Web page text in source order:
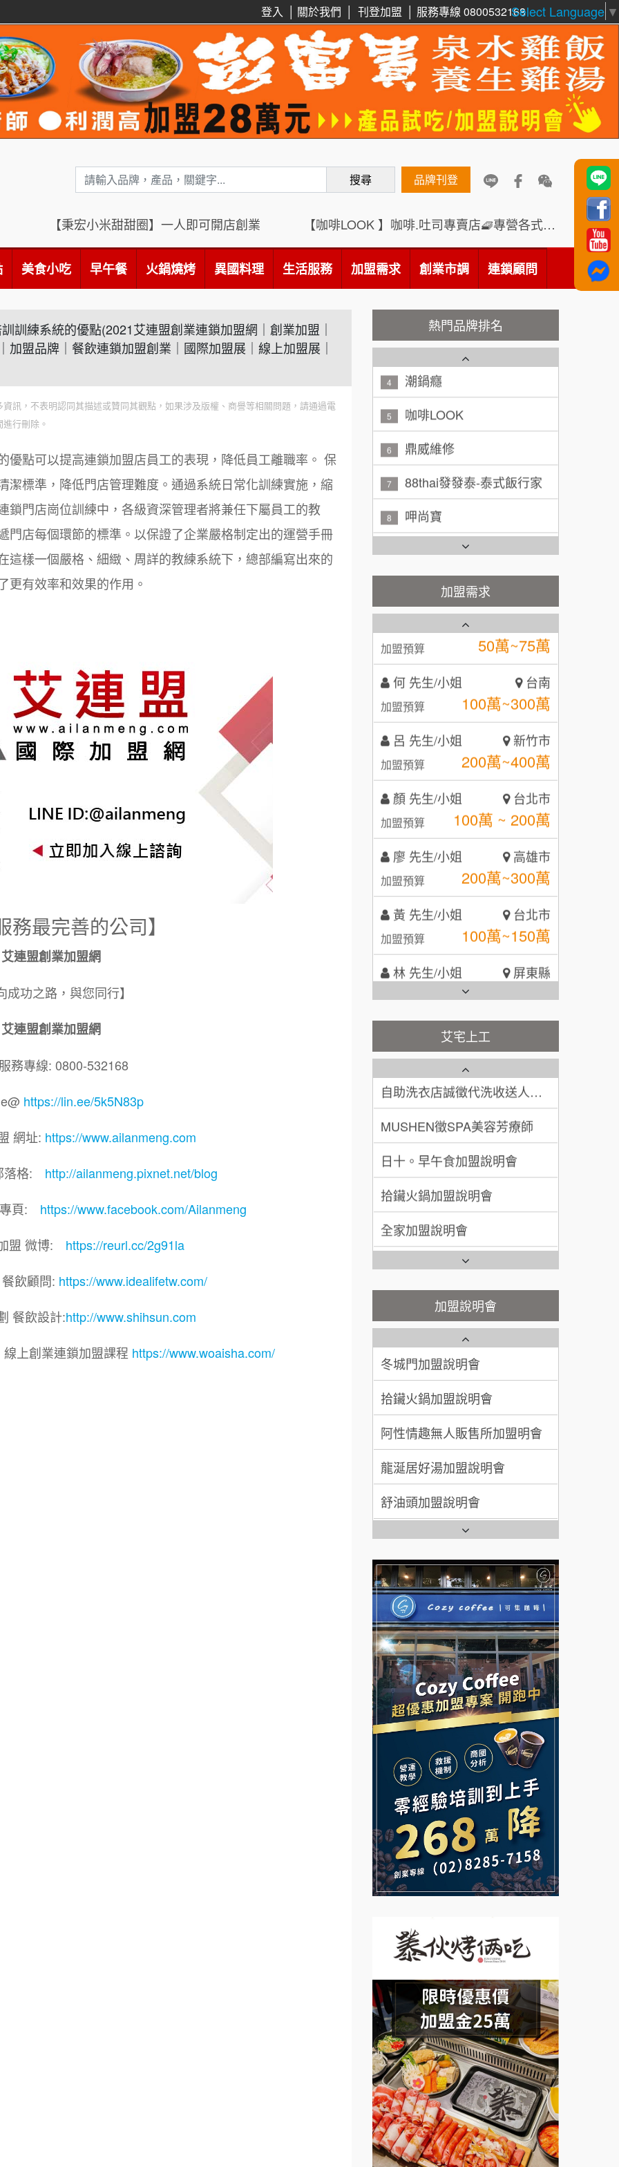
Select Language ▼
關於我們 刊登加盟 服務專線 0800532168
登入
搜尋 品牌刊登
【秉宏小米甜甜圈】一人即可開店創業 【咖啡LOOK 】咖啡.吐司專賣店🧇專營各式創意法式吐司
美食小吃 早午餐 火鍋燒烤 異國料理 生活服務 加盟需求 創業市調 連鎖顧問
訓練系統的優點(2021艾連盟創業連鎖加盟網｜創業加盟｜
盟品牌｜餐飲連鎖加盟創業｜國際加盟展｜線上加盟展｜
訊，不表明認同其描述或贊同其觀點，如果涉及版權、商譽等相關問題，請通過電
行刪除。
優點可以提高連鎖加盟店員工的表現，降低員工離職率。 保
潔標準，降低門店管理難度。通過系統日常化訓練實施，縮
鎖門店崗位訓練中，各級資深管理者將兼任下屬員工的教
門店每個環節的標準。以保證了企業嚴格制定出的運營手冊
這樣一個嚴格、細緻、周詳的教練系統下，總部編寫出來的
更有效率和效果的作用。
務最完善的公司】
艾連盟創業加盟網
成功之路，與您同行】
艾連盟創業加盟網
務專線: 0800-532168
https://lin.ee/5k5N83p
網址: https://www.ailanmeng.com
落格: http://ailanmeng.pixnet.net/blog
頁: https://www.facebook.com/Ailanmeng
盟 微博: https://reurl.cc/2g91la
飲顧問: https://www.idealifetw.com/
餐飲設計:http://www.shihsun.com
上創業連鎖加盟課程 https://www.woaisha.com/
熱門品牌排名
6 鼎威維修
7 88thai發發泰-泰式飯行家
SHARE TEA歇腳亭
TEA TOP台灣第一味
1 Cozy coffee可集咖啡
秉宏小米甜甜圈
4 潮鍋癮
5 咖啡LOOK
6 鼎威維修
7 88thai發發泰-泰式飯行家
8 呷尚寶
9 SHARE TEA歇腳亭
10 TEA TOP台灣第一味
Cozy coffee可集咖啡
3 秉宏小米甜甜圈
4 潮鍋癮
5 咖啡LOOK
6 鼎威維修
7 88thai發發泰-泰式飯行家
8 呷尚寶
9 SHARE TEA歇腳亭
TEA TOP台灣第一味
加盟需求
周 先生/小姐 台北
加盟預算 100萬 ~150萬
徐 先生/小姐 新北市
加盟預算 50萬~75萬
何 先生/小姐 台南
呂 先生/小姐 新竹市
顏 先生/小姐 台北市
加盟預算 100萬 ~ 200萬
200萬~300萬
加盟預算
林 先生/小姐
加盟預算 100萬 ~ 200萬
吳 先生/小姐 屏東縣
加盟預算 100萬~200萬
周 先生/小姐 台北
加盟預算 100萬 ~150萬
徐 先生/小姐
加盟預算 50萬~75萬
何 先生/小姐 台南
加盟預算 100萬~300萬
呂 先生/小姐 新竹市
加盟預算 200萬~400萬
顏 先生/小姐 台北市
加盟預算 100萬 ~ 200萬
廖 先生/小姐 高雄市
加盟預算 200萬~300萬
黃 先生/小姐 台北市
加盟預算 100萬~150萬
林 先生/小姐 屏東縣
加盟預算 100萬 ~ 200萬
吳 先生/小姐 屏東縣
加盟預算 100萬~200萬
周 先生/小姐 台北
加盟預算 100萬 ~150萬
徐 先生/小姐 新北市
加盟預算 50萬~75萬
何 先生/小姐
加盟預算 100萬~300萬
呂 先生/小姐
加盟預算 200萬~400萬
顏 先生/小姐 台北市
100萬 ~ 200萬
廖 先生/小姐 高雄市
加盟預算 200萬~300萬
艾宅上工
【曉妍美妝】誠徵行政櫃檯
自助洗衣店誠徵代洗收送人員
(台中市)
MUSHEN徵SPA美容芳療師
日十。早午食加盟說明會
拾鑶火鍋加盟說明會
全家加盟說明會
台灣G湯加盟說明會
彭富貴加盟說明會
NU PASTA義大利麵加盟說明
會
潮鍋癮加盟說明會
蓁伙烤倆吃加盟說明會
霏等茶加盟說明會
早安山丘加盟說明會
冰封仙果加盟說明會
Ramble Café 漫步藍咖啡加盟
說明會
微風亭鐵板燒加盟說明會
鮮茶道加盟說明會
【曉妍美妝】誠徵行政櫃檯
自助洗衣店誠徵代洗收送人員
(台中市)
MUSHEN徵SPA美容芳療師
日十。早午食加盟說明會
拾鑶火鍋加盟說明會
全家加盟說明會
台灣G湯加盟說明會
彭富貴加盟說明會
NU PASTA義大利麵加盟說明
會
潮鍋癮加盟說明會
蓁伙烤倆吃加盟說明會
霏等茶加盟說明會
早安山丘加盟說明會
冰封仙果加盟說明會
Ramble Café 漫步藍咖啡加盟
微風亭鐵板燒加盟說明會
鮮茶道加盟說明會
【曉妍美妝】誠徵行政櫃檯
自助洗衣店誠徵代洗收送人員
(台中市)
MUSHEN徵SPA美容芳療師
日十。早午食加盟說明會
拾鑶火鍋加盟說明會
加盟說明會
藍象廷泰式火鍋加盟說明會
日十。早午食加盟說明會
上宇林加盟說明會
莫尼早餐Morni加盟說明會
手作功夫茶加盟說明會
SHARE TEA歇腳亭加盟說明會
潮味決-湯滷專門店加盟說明會
鬍子茶加盟說明會
鮮茶道加盟說明會
微風亭鐵板燒加盟說明會
漫步藍咖啡加盟說明會
明石章魚燒加盟說明會
出櫃加盟說明會
千香漢堡加盟說明會
七盞茶加盟說明會
拉亞漢堡加盟說明會
杜芳子古味茶鋪加盟說明會
優握握×酸奶大獅加盟說明會
冬城門加盟說明會
拾鑶火鍋加盟說明會
阿性情趣無人販售所加盟明會
龍涎居好湯加盟說明會
舒油頭加盟說明會
韓金量加盟說明會
義氣豐發雞加盟說明會
Mr.Wish加盟說明會
白鬍泡泡 BOHO POPO加盟說
明會
雞咕雞咕加盟說明會
TEA TOP加盟說明會
珍好味臭臭鍋加盟說明會
藍象廷泰式火鍋加盟說明會
日十。早午食加盟說明會
上宇林加盟說明會
莫尼早餐Morni加盟說明會
手作功夫茶加盟說明會
SHARE TEA歇腳亭加盟說明會
鬍子茶加盟說明會
鮮茶道加盟說明會
微風亭鐵板燒加盟說明會
漫步藍咖啡加盟說明會
明石章魚燒加盟說明會